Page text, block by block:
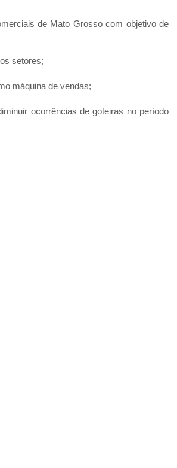
de Mato Grosso com objetivo de
setores;
máquina de vendas;
ocorrências de goteiras no período